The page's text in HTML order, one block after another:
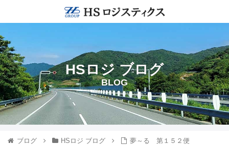
HSロジ ブログ
BLOG
ブログ HSロジ ブログ 夢～る 第１５２便